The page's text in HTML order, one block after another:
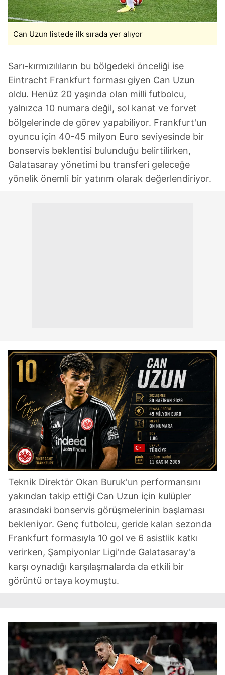
Can Uzun listede ilk sırada yer alıyor
Sarı-kırmızılıların bu bölgedeki önceliği ise
Eintracht Frankfurt forması giyen Can Uzun
oldu. Henüz 20 yaşında olan milli futbolcu,
yalnızca 10 numara değil, sol kanat ve forvet
bölgelerinde de görev yapabiliyor. Frankfurt'un
oyuncu için 40-45 milyon Euro seviyesinde bir
bonservis beklentisi bulunduğu belirtilirken,
Galatasaray yönetimi bu transferi geleceğe
yönelik önemli bir yatırım olarak değerlendiriyor.
Teknik Direktör Okan Buruk'un performansını
yakından takip ettiği Can Uzun için kulüpler
arasındaki bonservis görüşmelerinin başlaması
bekleniyor. Genç futbolcu, geride kalan sezonda
Frankfurt formasıyla 10 gol ve 6 asistlik katkı
verirken, Şampiyonlar Ligi'nde Galatasaray'a
karşı oynadığı karşılaşmalarda da etkili bir
görüntü ortaya koymuştu.